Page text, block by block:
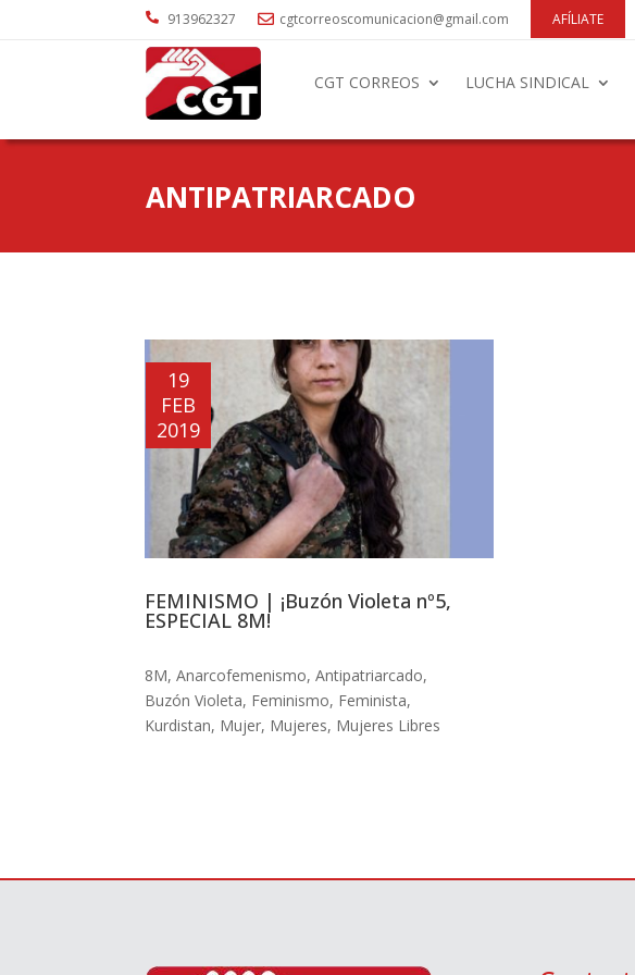
 913962327  cgtcorreoscomunicacion@gmail.com AFÍLIATE
CGT CORREOS LUCHA SINDICAL
ANTIPATRIARCADO
FEMINISMO | ¡Buzón Violeta nº5,
ESPECIAL 8M!
19
FEB
2019
8M,Anarcofemenismo,Antipatriarcado,
Buzón Violeta, Feminismo, Feminista,
Kurdistan, Mujer, Mujeres, Mujeres Libres